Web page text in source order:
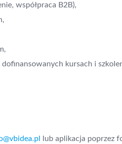
współpraca B2B),
kursach i
lub aplikacja poprzez